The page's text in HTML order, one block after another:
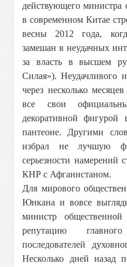
действующего министра
в современном Китае
весны 2012 года,
замешан в неудачных
за власть в высшем
Силая»). Неудачливого
через несколько
все свои
декоративной фигурой
пантеоне. Другими
избрал не лучшую
серьезности намерений
КНР с Афганистаном.
Для мирового
Юнкана и вовсе
министр
репутацию
последователей
Несколько дней назад